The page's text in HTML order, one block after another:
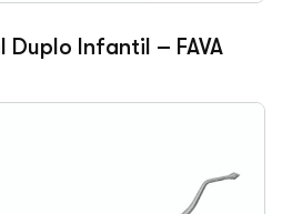
Infantil – FAVA